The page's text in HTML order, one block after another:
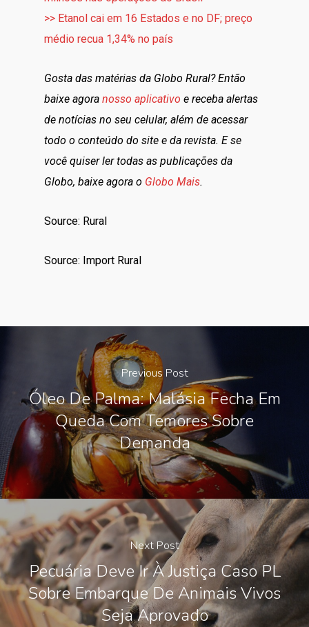
>> Etanol cai em 16 Estados e no DF; preço
médio recua 1,34% no país
Gosta das matérias da Globo Rural? Então
baixe agora nosso aplicativo e receba alertas
de notícias no seu celular, além de acessar
todo o conteúdo do site e da revista. E se
você quiser ler todas as publicações da
Globo, baixe agora o Globo Mais.
Source: Rural
Source: Import Rural
Previous Post
Óleo De Palma: Malásia Fecha Em
Queda Com Temores Sobre
Demanda
Next Post
Pecuária Deve Ir À Justiça Caso PL
Sobre Embarque De Animais Vivos
Seja Aprovado